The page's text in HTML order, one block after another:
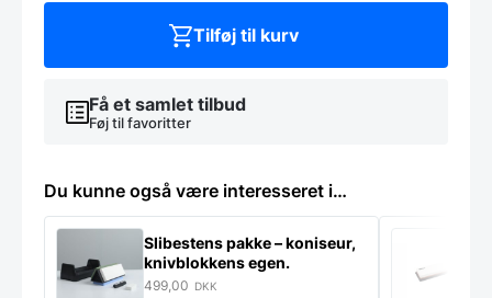
Få et samlet tilbud
Føj til favoritter
Tilføj til kurv
Du kunne også være interesseret i…
Slibestens pakke – koniseur,
knivblokkens egen.
499,00 DKK